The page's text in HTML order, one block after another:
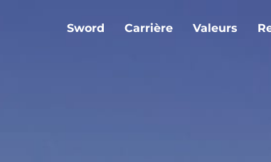
Sword Carrière Valeurs